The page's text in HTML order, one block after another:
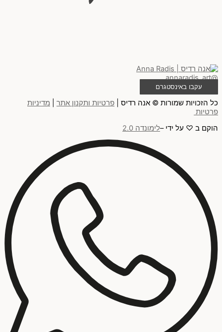
@annaradis_art
עקבו באינסטגרם
כל הזכויות שמורות © אנה רדיס | פרטיות ותקנון אתר
מדיניות
פרטיות
הוקם ב ♡ על ידי –לימונדה 2.0